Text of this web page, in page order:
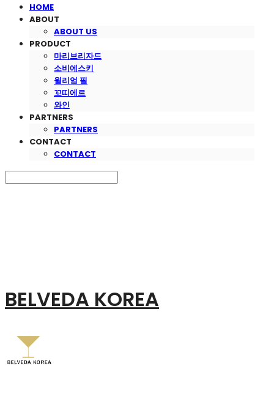
HOME
ABOUT
ABOUT US
PRODUCT
마리브리자드
소비에스키
윌리엄 필
꼬띠에르
와인
PARTNERS
PARTNERS
CONTACT
CONTACT
BELVEDA KOREA